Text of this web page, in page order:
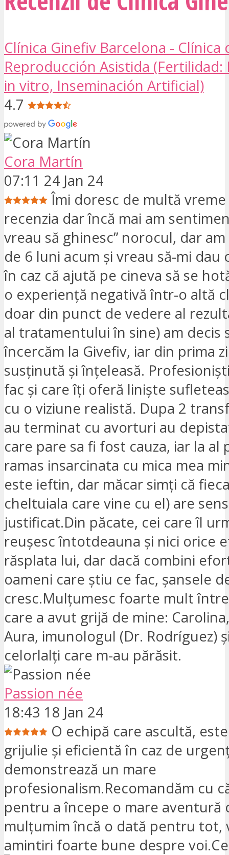
Clínica Ginefiv Barcelona - Clínica
Reproducción Asistida (Fertilidad:
in vitro, Inseminación Artificial)
4.7
Cora Martín
07:11 24 Jan 24
Îmi doresc de multă vreme
recenzia dar încă mai am
vreau să ghinesc” norocul, dar
de 6 luni acum și vreau să-mi dau
în caz că ajută pe cineva să se
o experiență negativă într-o altă
doar din punct de vedere al
al tratamentului în sine) am decis
încercăm la Givefiv, iar din prima
susținută și înțeleasă.
fac și care îți oferă liniște
cu o viziune realistă. Dupa 2
au terminat cu avorturi au
care pare sa fi fost cauza, iar la al
ramas insarcinata cu mica mea
este ieftin, dar măcar simți că
cheltuiala care vine cu el) are
justificat.Din păcate, cei care îl
reușesc întotdeauna și nici orice
răsplata lui, dar dacă combini
oameni care știu ce fac, șansele
cresc.Mulțumesc foarte mult
care a avut grijă de mine:
Aura, imunologul (Dr. Rodríguez)
celorlalți care m-au părăsit.
Passion née
18:43 18 Jan 24
O echipă care ascultă,
grijulie și eficientă în caz de
demonstrează un mare
profesionalism.Recomandăm cu
pentru a începe o mare aventură
mulțumim încă o dată pentru tot,
amintiri foarte bune despre